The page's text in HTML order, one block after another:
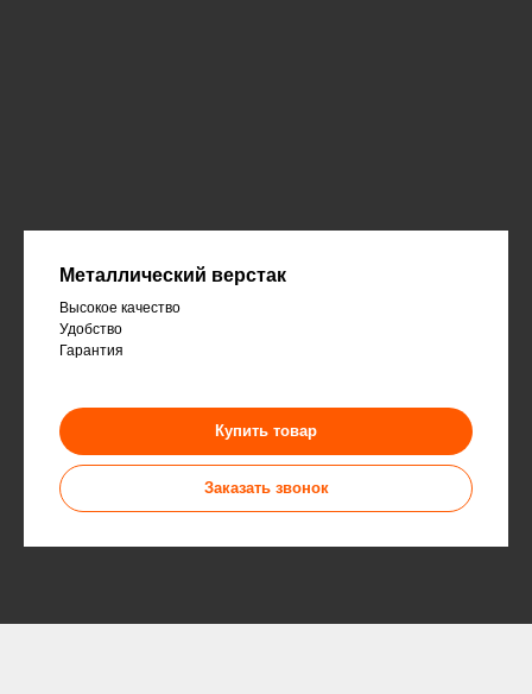
Металлический верстак
Высокое качество
Удобство
Гарантия
Купить товар
Заказать звонок